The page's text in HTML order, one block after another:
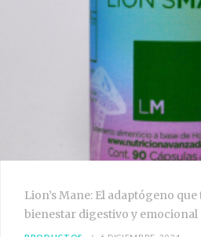
Lion’s Mane: El adaptógeno
bienestar digestivo y emocional